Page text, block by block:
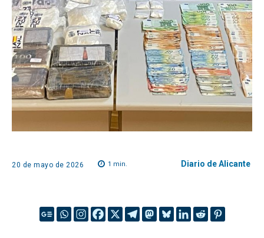
20 de mayo de 2026 1 min. Diario de Alicante